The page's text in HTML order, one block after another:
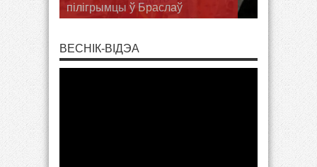
пілігрымцы ў Браслаў
ВЕСНІК-ВІДЭА